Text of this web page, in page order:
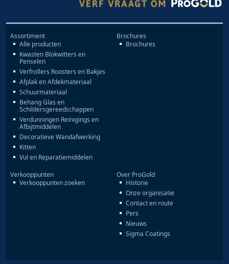
Assortiment
Alle producten
Kwasten Blokwitters en
Penselen
Verfrollers Roosters en Bakjes
Afplak en Afdekmateriaal
Schuurmateriaal
Behang Glas en
Schildersgereedschappen
Verdunningen Reinigings en
Afbijtmiddelen
Decoratieve Wandafwerking
Kitten
Vul en Reparatiemiddelen
Brochures
Brochures
Verkooppunten
Verkooppunten zoeken
Over ProGold
Historie
Onze organisatie
Contact en route
Pers
Nieuws
Sigma Coatings